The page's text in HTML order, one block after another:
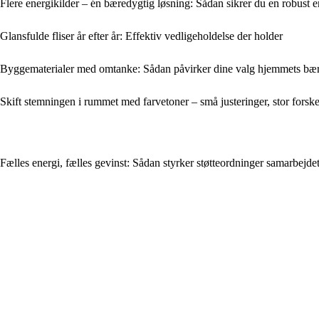
Flere energikilder – én bæredygtig løsning: Sådan sikrer du en robust
Glansfulde fliser år efter år: Effektiv vedligeholdelse der holder
Byggematerialer med omtanke: Sådan påvirker dine valg hjemmets
Skift stemningen i rummet med farvetoner – små justeringer, stor
Fælles energi, fælles gevinst: Sådan styrker støtteordninger